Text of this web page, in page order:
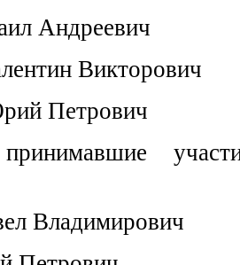
Андреевич
Викторович
Петрович
принимавшие
Владимирович